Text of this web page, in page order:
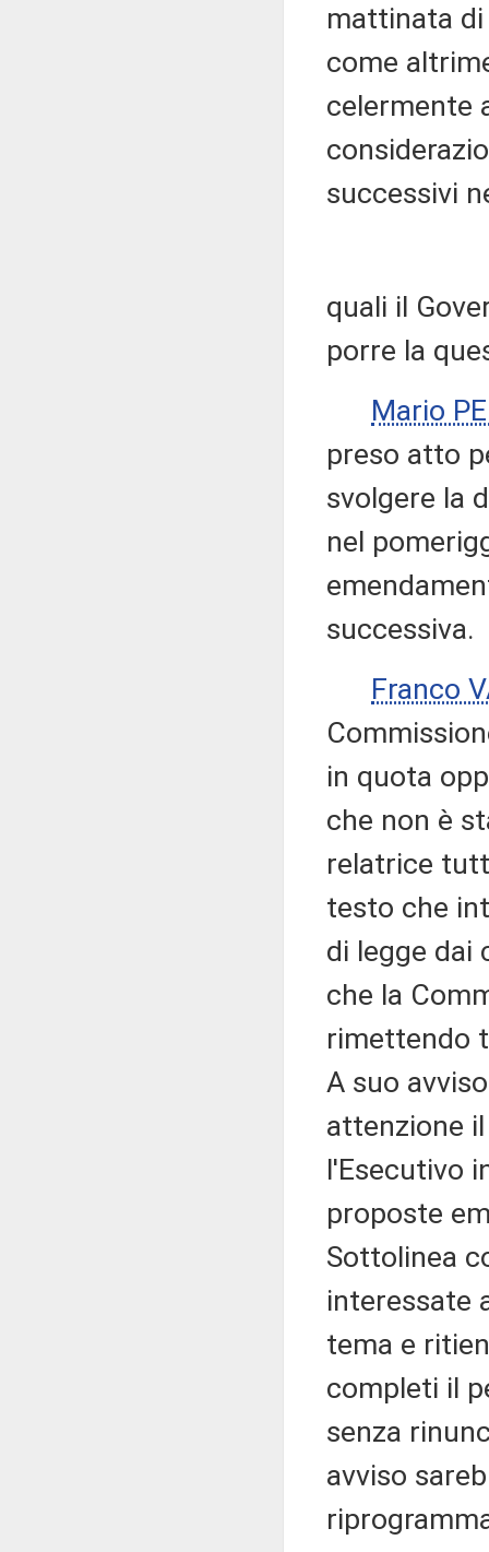
mattinata
come
celermente
successivi
quali il
porre la
Mario
preso atto
svolgere la
nel
successiva.
Franco
in quota
che non è
relatrice
testo che
di legge
che la
rimettendo
A suo
attenzione
l'Esecutivo
proposte
Sottolinea
interessate
tema e
completi il
senza
avviso